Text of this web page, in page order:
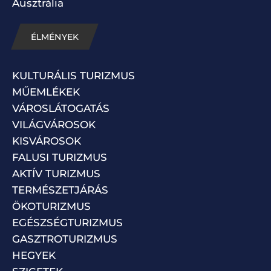
Ausztrália
ÉLMÉNYEK
KULTURÁLIS TURIZMUS
MŰEMLÉKEK
VÁROSLÁTOGATÁS
VILÁGVÁROSOK
KISVÁROSOK
FALUSI TURIZMUS
AKTÍV TURIZMUS
TERMÉSZETJÁRÁS
ÖKOTURIZMUS
EGÉSZSÉGTURIZMUS
GASZTROTURIZMUS
HEGYEK